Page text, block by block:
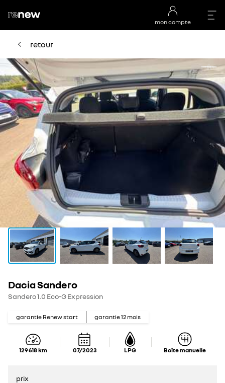
mon compte
retour
Dacia Sandero
Sandero 1.0 Eco-G Expression
garantie Renew start garantie12 mois
129 618km 07/2023 LPG Boîte manuelle
prix